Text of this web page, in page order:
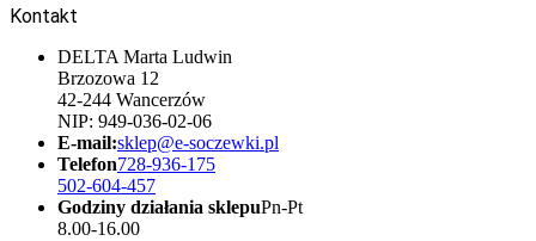
Kontakt
DELTA Marta Ludwin
Brzozowa 12
42-244 Wancerzów
NIP: 949-036-02-06
E-mail:sklep@e-soczewki.pl
Telefon728-936-175
502-604-457
Godziny działania sklepuPn-Pt
8.00-16.00